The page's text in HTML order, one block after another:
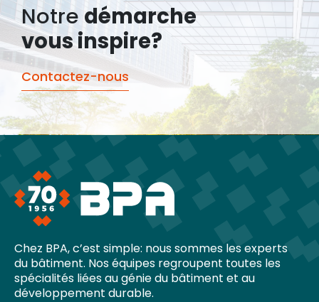
Notre démarche
vous inspire?
Contactez-nous
Chez BPA, c’est simple: nous sommes les experts
du bâtiment. Nos équipes regroupent toutes les
spécialités liées au génie du bâtiment et au
développement durable.